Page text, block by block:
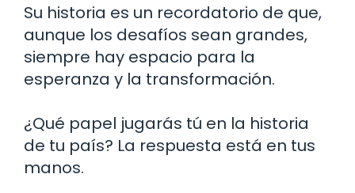
Su historia es un recordatorio de que,
aunque los desafíos sean grandes,
siempre hay espacio para la
esperanza y la transformación.
¿Qué papel jugarás tú en la historia
de tu país? La respuesta está en tus
manos.